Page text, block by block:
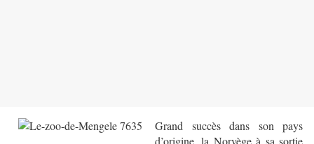
Grand succès dans son pays
d’origine, la Norvège à sa sortie